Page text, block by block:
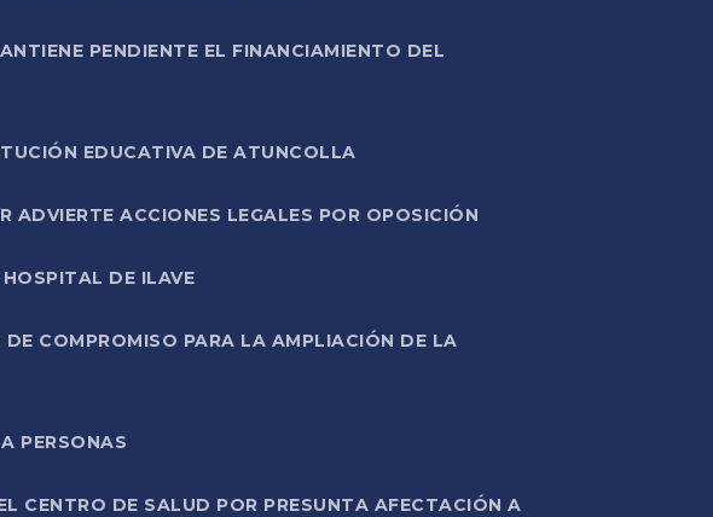
PENDIENTE EL FINANCIAMIENTO DEL
EDUCATIVA DE ATUNCOLLA
ACCIONES LEGALES POR OPOSICIÓN
DE ILAVE
COMPROMISO PARA LA AMPLIACIÓN DE LA
PERSONAS
CENTRO DE SALUD POR PRESUNTA AFECTACIÓN A